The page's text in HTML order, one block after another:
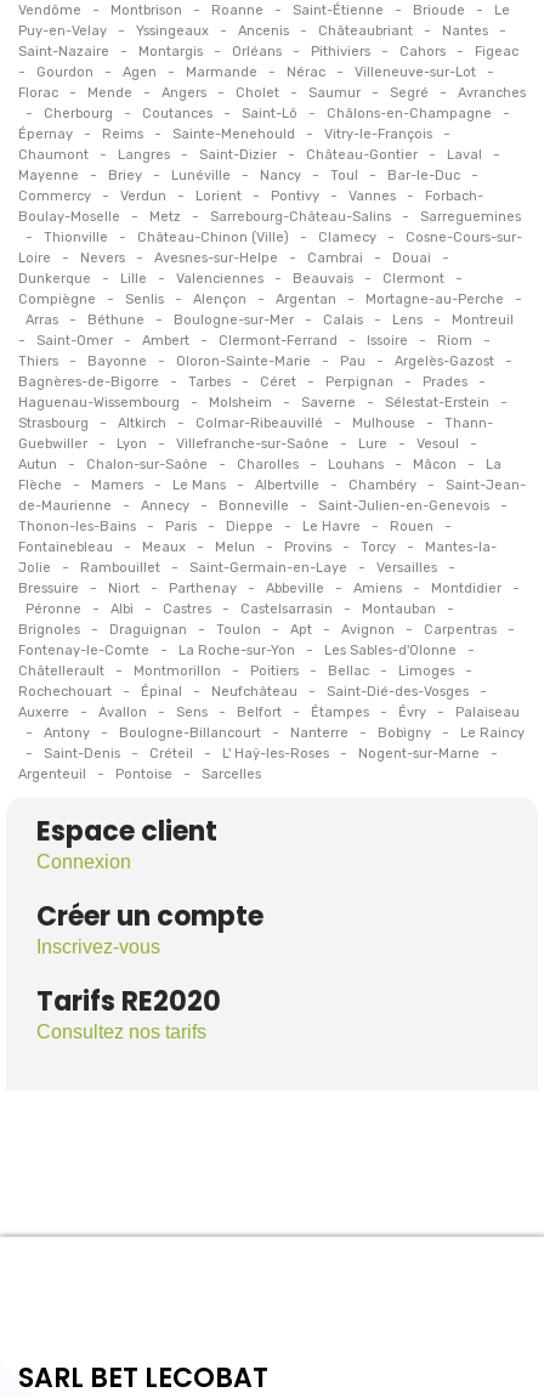
Vendôme - Montbrison - Roanne - Saint-Étienne - Brioude -
Le
Puy-en-Velay
- Yssingeaux - Ancenis - Châteaubriant - Nantes -
Saint-Nazaire - Montargis - Orléans - Pithiviers - Cahors - Figeac
- Gourdon - Agen - Marmande - Nérac - Villeneuve-sur-Lot -
Florac - Mende - Angers - Cholet - Saumur - Segré - Avranches
- Cherbourg - Coutances - Saint-Lô - Châlons-en-Champagne -
Épernay - Reims - Sainte-Menehould - Vitry-le-François -
Chaumont - Langres - Saint-Dizier - Château-Gontier - Laval -
Mayenne - Briey - Lunéville - Nancy - Toul - Bar-le-Duc -
Commercy - Verdun - Lorient - Pontivy - Vannes -
Forbach-
Boulay-Moselle
- Metz - Sarrebourg-Château-Salins - Sarreguemines
- Thionville - Château-Chinon (Ville) - Clamecy -
Cosne-Cours-sur-
Loire
- Nevers - Avesnes-sur-Helpe - Cambrai - Douai -
Dunkerque - Lille - Valenciennes - Beauvais - Clermont -
Compiègne - Senlis - Alençon - Argentan - Mortagne-au-Perche -
Arras - Béthune - Boulogne-sur-Mer - Calais - Lens - Montreuil
- Saint-Omer - Ambert - Clermont-Ferrand - Issoire - Riom -
Thiers - Bayonne - Oloron-Sainte-Marie - Pau - Argelès-Gazost -
Bagnères-de-Bigorre - Tarbes - Céret - Perpignan - Prades -
Haguenau-Wissembourg - Molsheim - Saverne - Sélestat-Erstein -
Strasbourg - Altkirch - Colmar-Ribeauvillé - Mulhouse -
Thann-
Guebwiller
- Lyon - Villefranche-sur-Saône - Lure - Vesoul -
Autun - Chalon-sur-Saône - Charolles - Louhans - Mâcon -
La
Flèche
- Mamers - Le Mans - Albertville - Chambéry -
Saint-Jean-
de-Maurienne
- Annecy - Bonneville - Saint-Julien-en-Genevois -
Thonon-les-Bains - Paris - Dieppe - Le Havre - Rouen -
Fontainebleau - Meaux - Melun - Provins - Torcy -
Mantes-la-
Jolie
- Rambouillet - Saint-Germain-en-Laye - Versailles -
Bressuire - Niort - Parthenay - Abbeville - Amiens - Montdidier -
Péronne - Albi - Castres - Castelsarrasin - Montauban -
Brignoles - Draguignan - Toulon - Apt - Avignon - Carpentras -
Fontenay-le-Comte - La Roche-sur-Yon - Les Sables-d'Olonne -
Châtellerault - Montmorillon - Poitiers - Bellac - Limoges -
Rochechouart - Épinal - Neufchâteau - Saint-Dié-des-Vosges -
Auxerre - Avallon - Sens - Belfort - Étampes - Évry - Palaiseau
- Antony - Boulogne-Billancourt - Nanterre - Bobigny - Le Raincy
- Saint-Denis - Créteil - L' Haÿ-les-Roses - Nogent-sur-Marne -
Argenteuil - Pontoise - Sarcelles
Espace client
Connexion
Créer un compte
Inscrivez-vous
Tarifs RE2020
Consultez nos tarifs
SARL BET LECOBAT